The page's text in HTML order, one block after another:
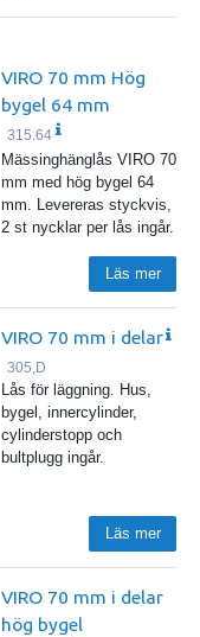
VIRO 70 mm Hög
bygel 64 mm
315.64
Mässinghänglås VIRO 70
mm med hög bygel 64
mm. Levereras styckvis,
2 st nycklar per lås ingår.
Läs mer
VIRO 70 mm i delar
305,D
Lås för läggning. Hus,
bygel, innercylinder,
cylinderstopp och
bultplugg ingår.
Läs mer
VIRO 70 mm i delar
hög bygel